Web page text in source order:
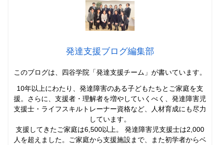
発達支援ブログ編集部
このブログは、四谷学院「発達支援チーム」 が書いています。
10年以上にわたり、発達障害のある子どもたちとご家庭を支
援。さらに、支援者・理解者を増やしていくべく、発達障害児
支援士・ライフスキルトレーナー資格など、人材育成にも尽力
しています。
支援してきたご家庭は6,500以上。 発達障害児支援士は2,000
人を超えました。ご家庭から支援施設まで、また初学者からベ